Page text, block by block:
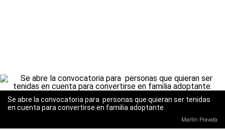
Se abre la convocatoria para personas que quieran ser tenidas
en cuenta para convertirse en familia adoptante.
Martín Pravata